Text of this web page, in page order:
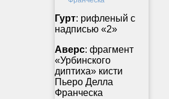
Гурт: рифленый с
надписью «2»
Аверс: фрагмент
«Урбинского
диптиха» кисти
Пьеро Делла
Франческа